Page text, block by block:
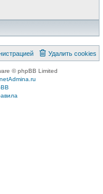
Удалить cookies
© phpBB Limited